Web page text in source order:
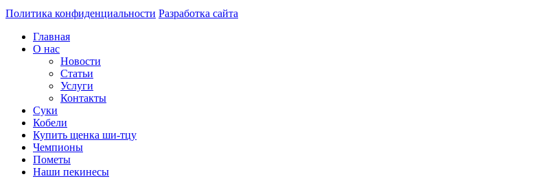
Политика конфиденциальности Разработка сайта
Главная
О нас
Новости
Статьи
Услуги
Контакты
Суки
Кобели
Купить щенка ши-тцу
Чемпионы
Пометы
Наши пекинесы